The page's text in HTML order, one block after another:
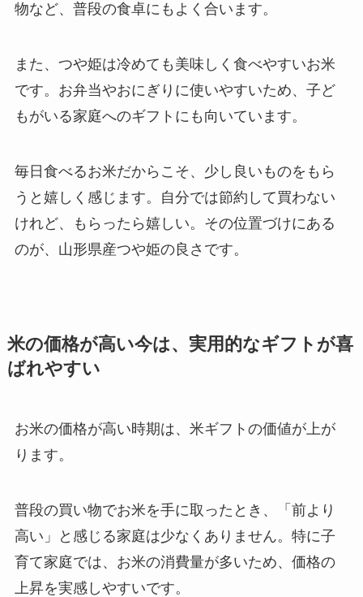
物など、普段の食卓にもよく合います。
また、つや姫は冷めても美味しく食べやすいお米
です。お弁当やおにぎりに使いやすいため、子ど
もがいる家庭へのギフトにも向いています。
毎日食べるお米だからこそ、少し良いものをもら
うと嬉しく感じます。自分では節約して買わない
けれど、もらったら嬉しい。その位置づけにある
のが、山形県産つや姫の良さです。
米の価格が高い今は、実用的なギフトが喜
ばれやすい
お米の価格が高い時期は、米ギフトの価値が上が
ります。
普段の買い物でお米を手に取ったとき、「前より
高い」と感じる家庭は少なくありません。特に子
育て家庭では、お米の消費量が多いため、価格の
上昇を実感しやすいです。